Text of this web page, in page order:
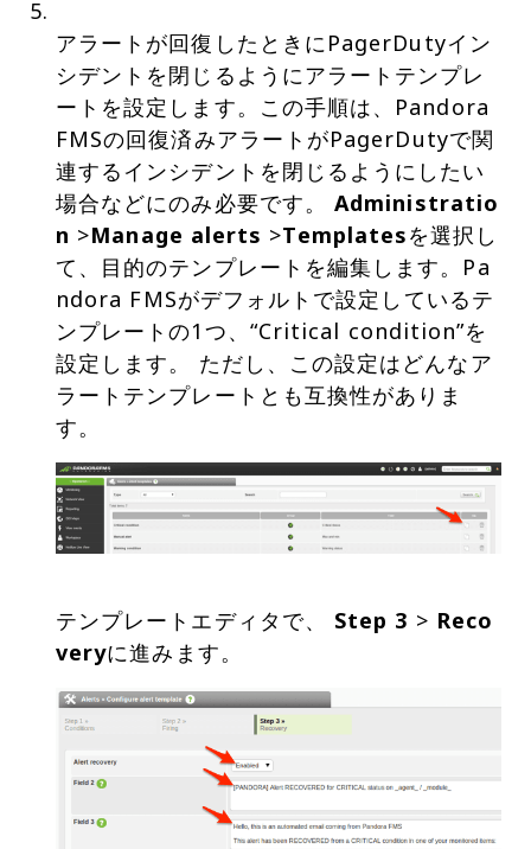
アラートが回復したときにPagerDutyイン
シデントを閉じるようにアラートテンプレ
ートを設定します。この手順は、Pandora
FMSの回復済みアラートがPagerDutyで関
連するインシデントを閉じるようにしたい
場合などにのみ必要です。Administratio
n >Manage alerts >Templatesを選択し
て、目的のテンプレートを編集します。Pa
ndora FMSがデフォルトで設定しているテ
ンプレートの1つ、“Critical condition”を
設定します。 ただし、この設定はどんなア
ラートテンプレートとも互換性がありま
テンプレートエディタで、 Step 3 > Reco
very